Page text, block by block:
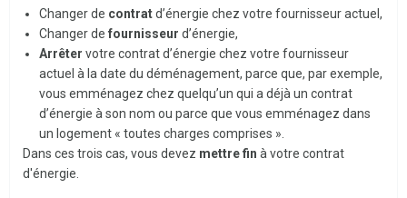
Changer de contratd’énergie chez votre fournisseur actuel,
Changer de fournisseur d’énergie,
Arrêter votre contrat d’énergie chez votre fournisseur
actuel à la date du déménagement, parce que, par exemple,
vous emménagez chez quelqu’un qui a déjà un contrat
d’énergie à son nom ou parce que vous emménagez dans
un logement « toutes charges comprises ».
Dans ces trois cas, vous devez mettre fin à votre contrat
d'énergie.